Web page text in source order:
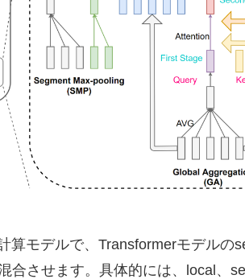
算モデルで、Transformerモデルの
合させます。具体的には、local、